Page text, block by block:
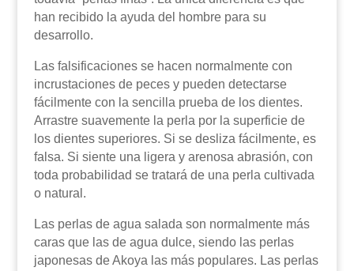
han recibido la ayuda del hombre para su
desarrollo.
Las falsificaciones se hacen normalmente con
incrustaciones de peces y pueden detectarse
fácilmente con la sencilla prueba de los dientes.
Arrastre suavemente la perla por la superficie de
los dientes superiores. Si se desliza fácilmente, es
falsa. Si siente una ligera y arenosa abrasión, con
toda probabilidad se tratará de una perla cultivada
o natural.
Las perlas de agua salada son normalmente más
caras que las de agua dulce, siendo las perlas
japonesas de Akoya las más populares. Las perlas